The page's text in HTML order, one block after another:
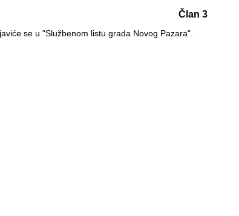
Član 3
se u "Službenom listu grada Novog Pazara".